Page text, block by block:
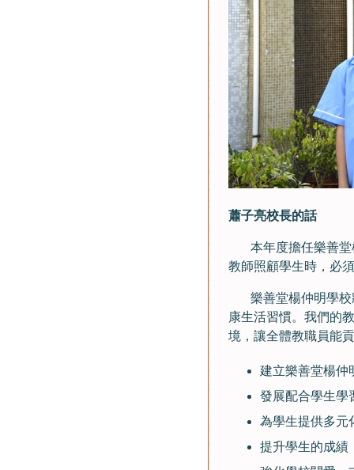
蕭子亮校長的話
本年度擔任樂善堂
教師照顧學生時，必
樂善堂楊仲明學校
康生活習慣。我們的
境，讓全體教職員能
建立樂善堂楊仲
發展配合學生學
為學生提供多元
提升學生的成績